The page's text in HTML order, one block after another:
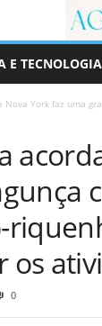
E TECNOLOGIA
York faz uma
0